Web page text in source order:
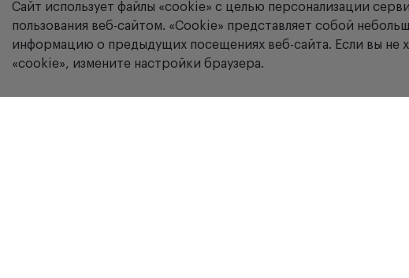
Сайт использует файлы «cookie» с целью персонализации
пользования веб-сайтом. «Сookie» представляет собой
информацию о предыдущих посещениях веб-сайта. Если вы не
«cookie», измените настройки браузера.